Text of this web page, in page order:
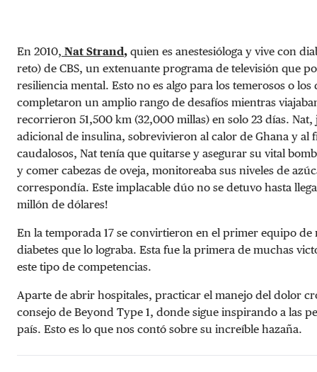
En 2010, Nat Strand, quien es anestesióloga y vive con
reto) de CBS, un extenuante programa de televisión que
resiliencia mental. Esto no es algo para los temerosos o
completaron un amplio rango de desafíos mientras
recorrieron 51,500 km (32,000 millas) en solo 23 días.
adicional de insulina, sobrevivieron al calor de Ghana y
caudalosos, Nat tenía que quitarse y asegurar su vital
y comer cabezas de oveja, monitoreaba sus niveles de
correspondía. Este implacable dúo no se detuvo hasta
millón de dólares!
En la temporada 17 se convirtieron en el primer equipo
diabetes que lo lograba. Esta fue la primera de muchas
este tipo de competencias.
Aparte de abrir hospitales, practicar el manejo del dolor
consejo de Beyond Type 1, donde sigue inspirando a las
país. Esto es lo que nos contó sobre su increíble hazaña.